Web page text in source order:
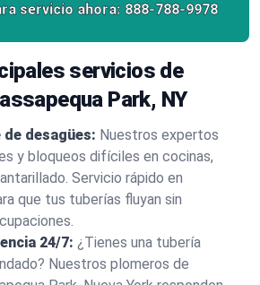
servicio ahora: 888-788-9978
servicios de
Park, NY
desagües: Nuestros expertos
y bloqueos difíciles en cocinas,
Servicio rápido en
que tus tuberías fluyan sin
24/7: ¿Tienes una tubería
Nuestros plomeros de